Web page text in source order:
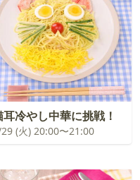
耳冷やし中華に挑戦！
(火) 20:00〜21:00